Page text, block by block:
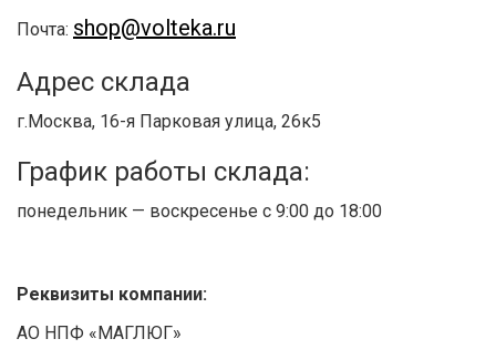
Почта: shop@volteka.ru
Адрес склада
г.Москва, 16-я Парковая улица, 26к5
График работы склада:
понедельник — воскресенье с 9:00 до 18:00
Реквизиты компании:
АО НПФ «МАГЛЮГ»